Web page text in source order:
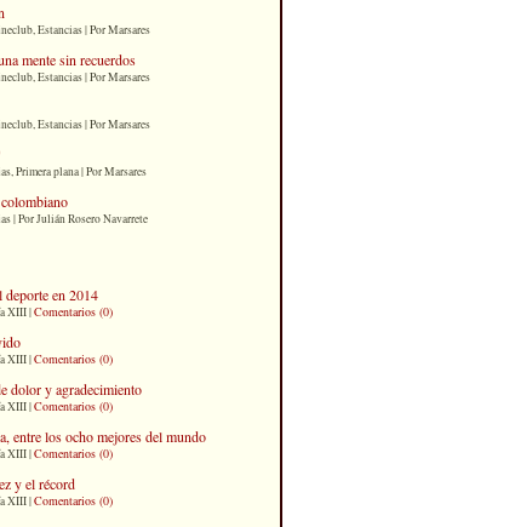
Estancias | Por Marsares
mente sin recuerdos
Estancias | Por Marsares
Estancias | Por Marsares
Primera plana | Por Marsares
| Por Julián Rosero Navarrete
en 2014
XIII |Comentarios (0)
XIII |Comentarios (0)
dolor y agradecimiento
XIII |Comentarios (0)
entre los ocho mejores del mundo
XIII |Comentarios (0)
y el récord
XIII |Comentarios (0)